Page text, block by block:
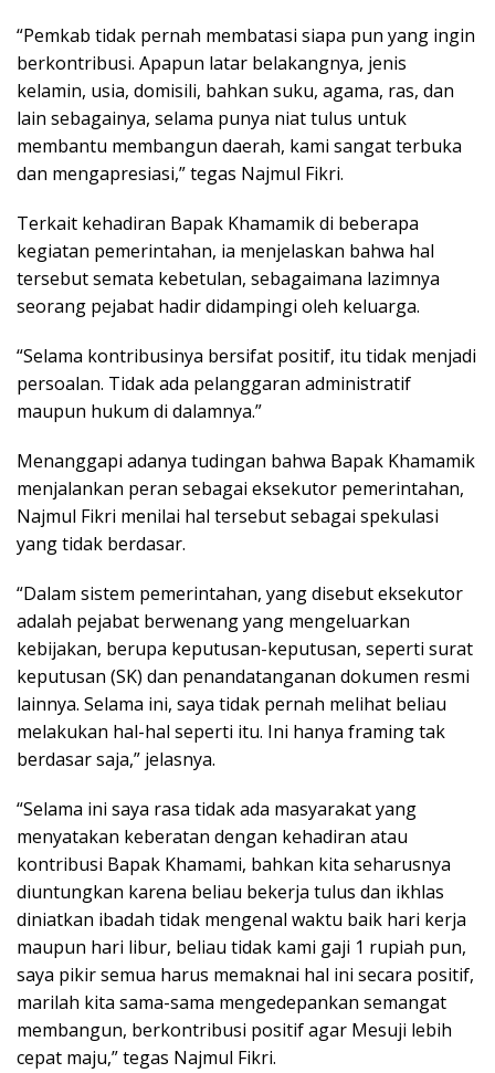
“Pemkab tidak pernah membatasi siapa pun yang ingin
berkontribusi. Apapun latar belakangnya, jenis
kelamin, usia, domisili, bahkan suku, agama, ras, dan
lain sebagainya, selama punya niat tulus untuk
membantu membangun daerah, kami sangat terbuka
dan mengapresiasi,” tegas Najmul Fikri.
Terkait kehadiran Bapak Khamamik di beberapa
kegiatan pemerintahan, ia menjelaskan bahwa hal
tersebut semata kebetulan, sebagaimana lazimnya
seorang pejabat hadir didampingi oleh keluarga.
“Selama kontribusinya bersifat positif, itu tidak menjadi
persoalan. Tidak ada pelanggaran administratif
maupun hukum di dalamnya.”
Menanggapi adanya tudingan bahwa Bapak Khamamik
menjalankan peran sebagai eksekutor pemerintahan,
Najmul Fikri menilai hal tersebut sebagai spekulasi
yang tidak berdasar.
“Dalam sistem pemerintahan, yang disebut eksekutor
adalah pejabat berwenang yang mengeluarkan
kebijakan, berupa keputusan-keputusan, seperti surat
keputusan (SK) dan penandatanganan dokumen resmi
lainnya. Selama ini, saya tidak pernah melihat beliau
melakukan hal-hal seperti itu. Ini hanya framing tak
berdasar saja,” jelasnya.
“Selama ini saya rasa tidak ada masyarakat yang
menyatakan keberatan dengan kehadiran atau
kontribusi Bapak Khamami, bahkan kita seharusnya
diuntungkan karena beliau bekerja tulus dan ikhlas
diniatkan ibadah tidak mengenal waktu baik hari kerja
maupun hari libur, beliau tidak kami gaji 1 rupiah pun,
saya pikir semua harus memaknai hal ini secara positif,
marilah kita sama-sama mengedepankan semangat
membangun, berkontribusi positif agar Mesuji lebih
cepat maju,” tegas Najmul Fikri.